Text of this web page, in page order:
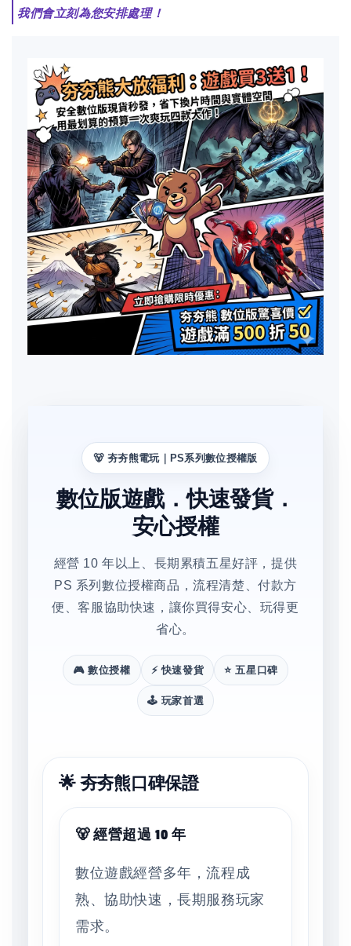
我們會立刻為您安排處理！
🐻 夯夯熊電玩｜PS系列數位授權版
數位版遊戲．快速發貨．
安心授權
經營 10 年以上、長期累積五星好評，提供
PS 系列數位授權商品，流程清楚、付款方
便、客服協助快速，讓你買得安心、玩得更
省心。
🎮 數位授權 ⚡ 快速發貨 ⭐ 五星口碑
🕹️ 玩家首選
🌟 夯夯熊口碑保證
🐻 經營超過 10 年
數位遊戲經營多年，流程成
熟、協助快速，長期服務玩家
需求。